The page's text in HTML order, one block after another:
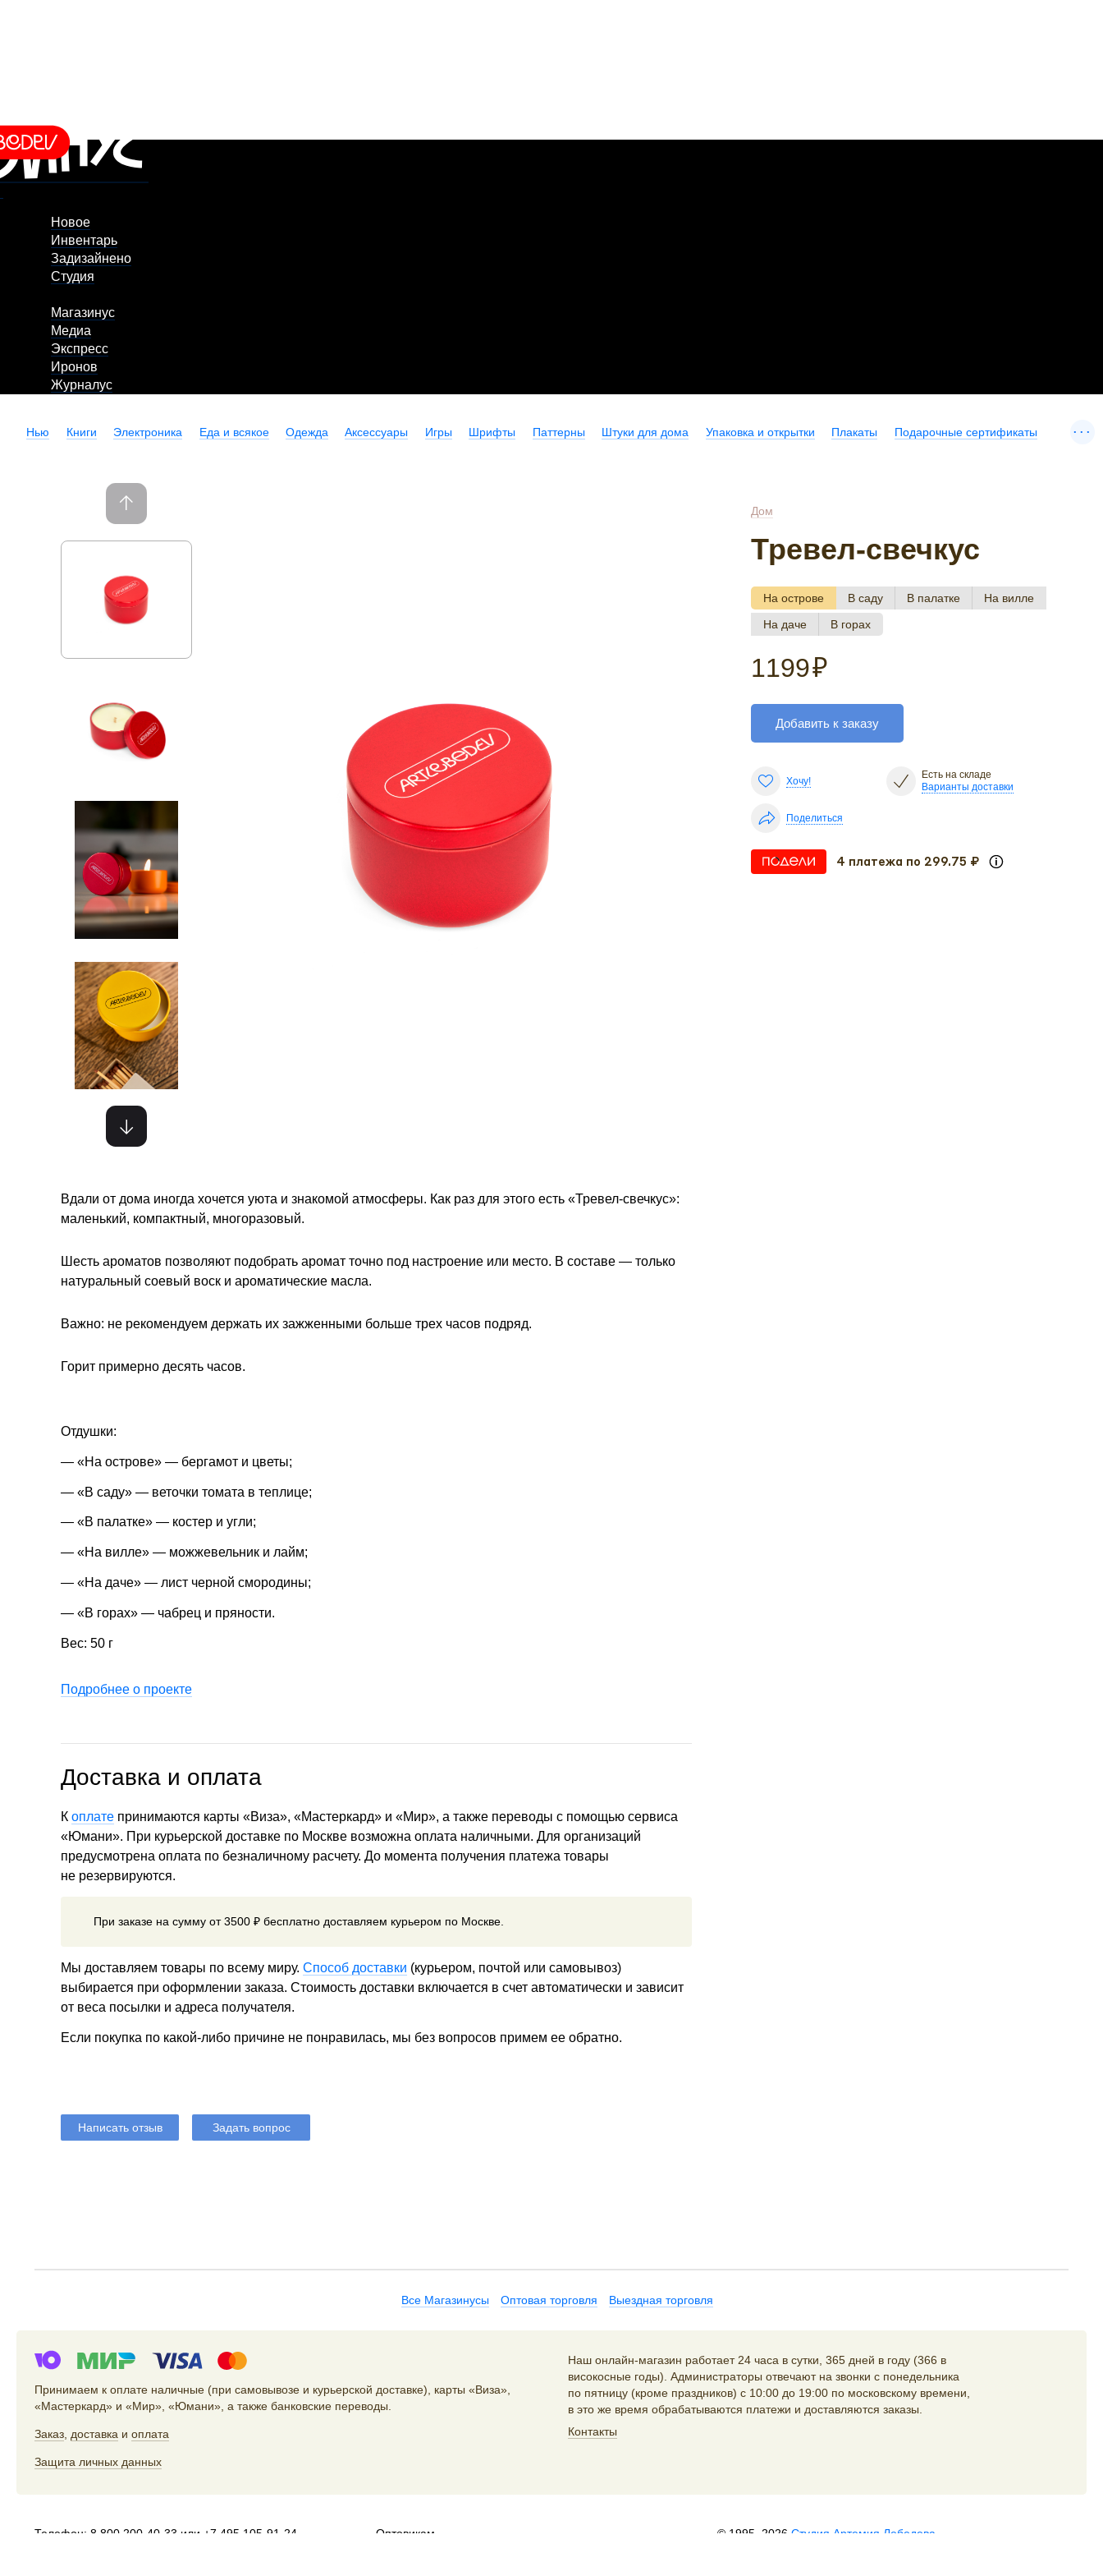
Новое
Инвентарь
Задизайнено
Студия
Магазинус
Медиа
Экспресс
Иронов
Журналус
Нью Книги Электроника Еда и всякое Одежда Аксессуары Игры Шрифты Паттерны Штуки для дома Упаковка и открытки Плакаты Подарочные сертификаты ...
Дом
Тревел-свечкус
На острове В саду В палатке
На вилле
На даче
В горах
1199₽
Добавить к заказу
Хочу!
Есть на складе
Варианты доставки
Поделиться
4 платежа по 299.75 ₽
Вдали от дома иногда хочется уюта и знакомой атмосферы. Как раз для этого есть «Тревел-свечкус»:
маленький, компактный, многоразовый.
Шесть ароматов позволяют подобрать аромат точно под настроение или место. В составе — только
натуральный соевый воск и ароматические масла.
Важно: не рекомендуем держать их зажженными больше трех часов подряд.
Горит примерно десять часов.
Отдушки:
— «На острове» — бергамот и цветы;
— «В саду» — веточки томата в теплице;
— «В палатке» — костер и угли;
— «На вилле» — можжевельник и лайм;
— «На даче» — лист черной смородины;
— «В горах» — чабрец и пряности.
Вес: 50 г
Подробнее о проекте
Доставка и оплата
К оплате принимаются карты «Виза», «Мастеркард» и «Мир», а также переводы с помощью сервиса
«Юмани». При курьерской доставке по Москве возможна оплата наличными. Для организаций
предусмотрена оплата по безналичному расчету. До момента получения платежа товары
не резервируются.
При заказе на сумму от 3500 ₽ бесплатно доставляем курьером по Москве.
Мы доставляем товары по всему миру. Способ доставки (курьером, почтой или самовывоз)
выбирается при оформлении заказа. Стоимость доставки включается в счет автоматически и зависит
от веса посылки и адреса получателя.
Если покупка по какой-либо причине не понравилась, мы без вопросов примем ее обратно.
Написать отзыв Задать вопрос
Все Магазинусы Оптовая торговля Выездная торговля
Принимаем к оплате наличные (при самовывозе и курьерской доставке), карты «Виза»,
«Мастеркард» и «Мир», «Юмани», а также банковские переводы.
Заказ доставка и оплата
Защита личных данных
Наш онлайн-магазин работает 24 часа в сутки, 365 дней в году (366 в
високосные годы). Администраторы отвечают на звонки с понедельника
по пятницу (кроме праздников) с 10:00 до 19:00 по московскому времени,
в это же время обрабатываются платежи и доставляются заказы.
Контакты
Телефон: 8 800 200-40-33 или +7 495 105-91-24
Оптовикам
© 1995–2026 Студия Артемия Лебедева